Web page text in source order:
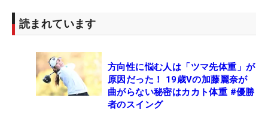
読まれています
方向性に悩む人は「ツマ先体重」が
原因だった！ 19歳Vの加藤麗奈が
曲がらない秘密はカカト体重 #優勝
者のスイング